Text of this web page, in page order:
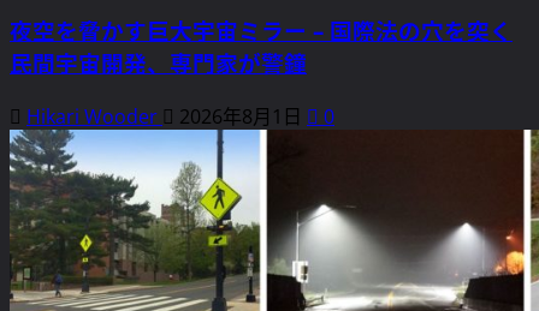
夜空を脅かす巨大宇宙ミラー – 国際法の穴を突く
民間宇宙開発、専門家が警鐘
Hikari Wooder 2026年8月1日 0